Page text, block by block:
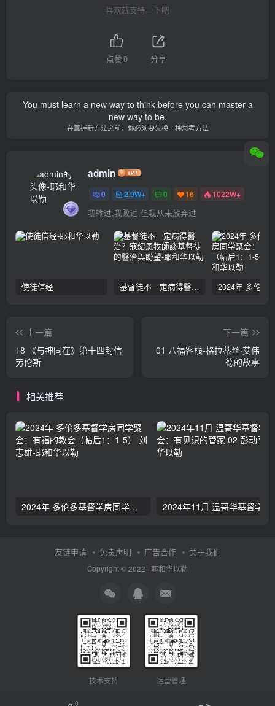
喜欢就支持一下吧
点赞0 分享
You must learn a new way to think before you can master a
new way to be.
在掌握新方法之前，你必须要先换一种思考方法
admin
0 2.9W+ 0 16 1022W+
我输过,我败过,但我从未放弃过
使徒信经 基督徒不一定病得醫治？寇紹恩牧師談基督徒的醫治與盼望
上一篇
18 《与神同在》第十四封信
劳伦斯
下一篇
01 八福客栈-格拉蒂丝·艾伟
德的故事
相关推荐
2024年 多伦多基督学房同学聚会：有福的教会（帖后1：1-5） 刘志雄
友链申请 免责声明 广告合作 关于我们
Copyright © 2022 · 耶和华以勒
技术支持 运营管理
0